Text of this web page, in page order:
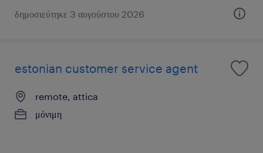
δημοσιεύτηκε 3 αυγούστου 2026
estonian customer service agent
remote, attica
μόνιμη